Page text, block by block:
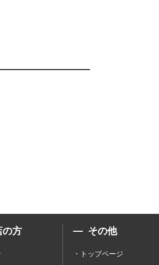
の方 その他
トップページ